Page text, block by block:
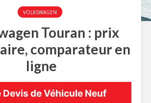
VOLKSWAGEN
Touran : prix
comparateur en
ligne